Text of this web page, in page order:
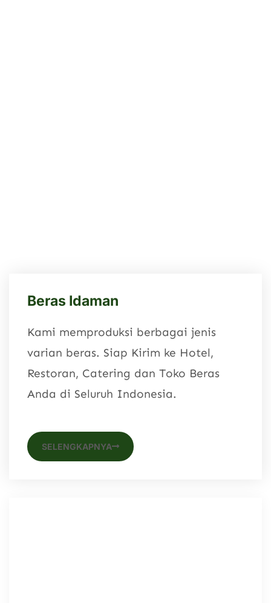
Beras Idaman
Kami memproduksi berbagai jenis
varian beras. Siap Kirim ke Hotel,
Restoran, Catering dan Toko Beras
Anda di Seluruh Indonesia.
SELENGKAPNYA